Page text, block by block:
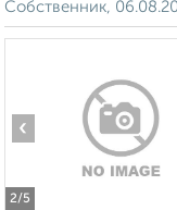
Собственник,
2/5
‹